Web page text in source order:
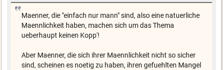
Maenner, die "einfach nur mann" sind, also eine natuerliche
Maennlichkeit haben, machen sich um das Thema
ueberhaupt keinen Kopp'!
Aber Maenner, die sich ihrer Maennlichkeit nicht so sicher
sind, scheinen es noetig zu haben, ihren gefuehlten Mangel